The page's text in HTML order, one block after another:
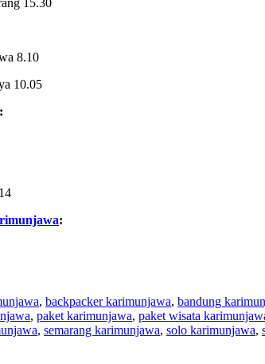
8.10
10.05
:
, backpacker karimunjawa, bandung
, paket karimunjawa, paket wisata
, semarang karimunjawa, solo karimunjawa,